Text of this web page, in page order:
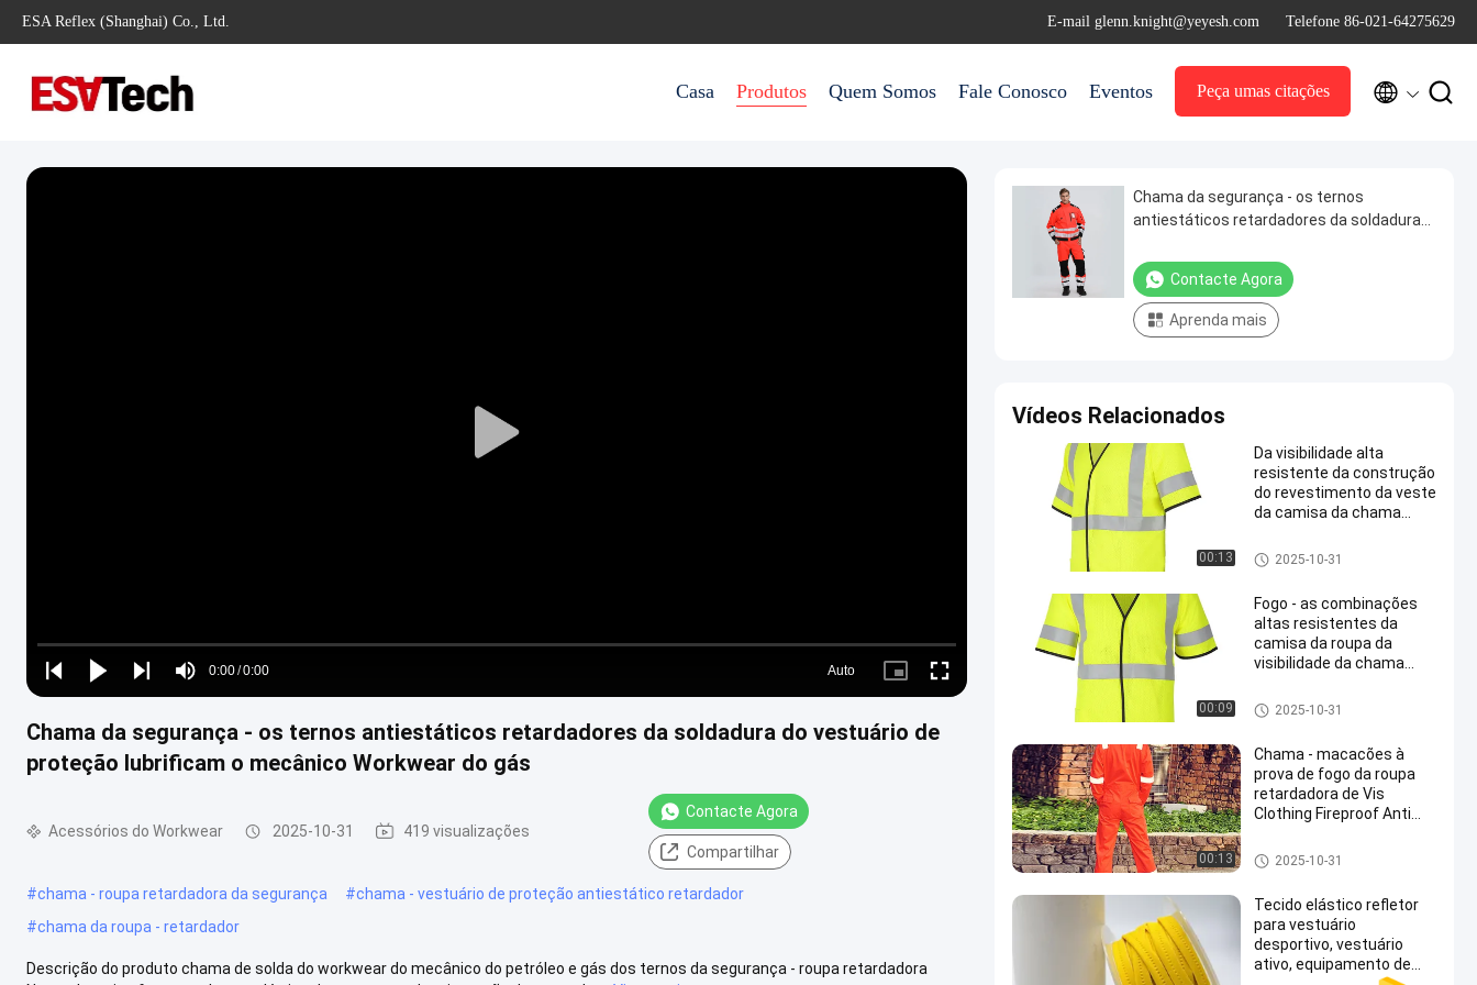
ESA Reflex (Shanghai) Co., Ltd. E-mail glenn.knight@yeyesh.com Telefone 86-021-64275629
Casa Produtos Quem Somos Fale Conosco Eventos Peça umas citações  
Play
Play
Play
Play
Mute
Time
0:00/0:00
Loaded:
0%
Auto
Picture- Fullscreen
Chama da segurança - os ternos antiestáticos retardadores da soldadura do vestuário de
proteção lubrificam o mecânico Workwear do gás
Acessórios do Workwear 2025-10-31 419 visualizações
Contacte Agora
Compartilhar
#chama - roupa retardadora da segurança #chama - vestuário de proteção antiestático retardador
#chama da roupa - retardador
Descrição do produto chama de solda do workwear do mecânico do petróleo e gás dos ternos da segurança - roupa retardadora
Chama da segurança - os ternos
antiestáticos retardadores da soldadura
mecânico Workwear do gás
Contacte Agora
Aprenda mais
Vídeos Relacionados
00:13
Da visibilidade alta
resistente da construção
do revestimento da veste
da camisa da chama
anti
Fire Fighting Garment
2025-10-31
00:09
Fogo - as combinações
altas resistentes da
camisa da roupa da
visibilidade da chama
construção do
revestimento
Fire Fighting Garment
2025-10-31
00:13
Chama - macacões à
prova de fogo da roupa
retardadora de Vis
Clothing Fireproof Anti
Fire Fighting Garment
2025-10-31
Tecido elástico refletor
para vestuário
desportivo, vestuário
ativo, equipamento de